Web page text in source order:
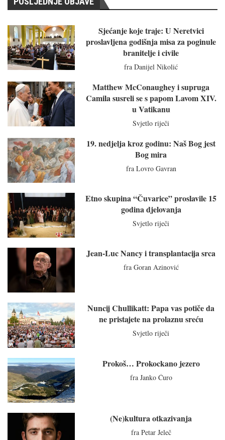
Sjećanje koje traje: U Neretvici
proslavljena godišnja misa za poginule
branitelje i civile
fra Danijel Nikolić
Matthew McConaughey i supruga
Camila susreli se s papom Lavom XIV.
u Vatikanu
Svjetlo riječi
19. nedjelja kroz godinu: Naš Bog jest
Bog mira
fra Lovro Gavran
Etno skupina “Čuvarice” proslavile 15
godina djelovanja
Svjetlo riječi
Jean-Luc Nancy i transplantacija srca
fra Goran Azinović
Nuncij Chullikatt: Papa vas potiče da
ne pristajete na prolaznu sreću
Svjetlo riječi
Prokoš… Prokockano jezero
fra Janko Ćuro
(Ne)kultura otkazivanja
fra Petar Jeleč